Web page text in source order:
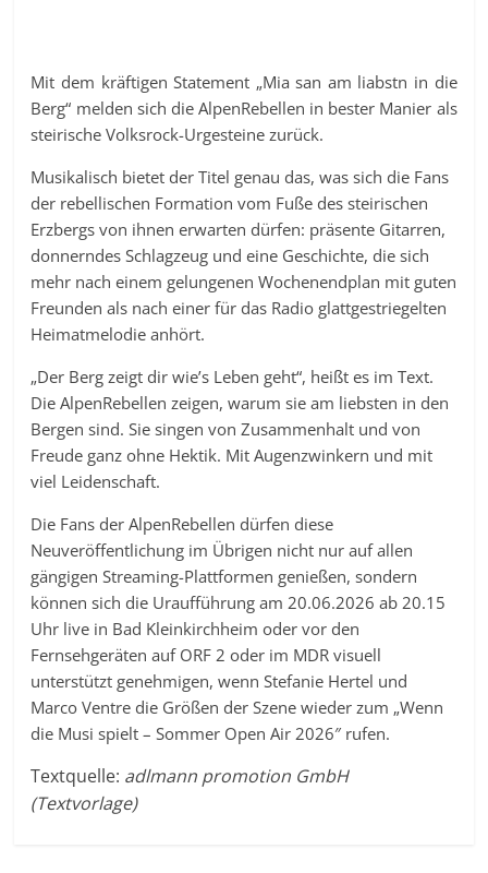
Mit dem kräftigen Statement „Mia san am liabstn in die
Berg“ melden sich die AlpenRebellen in bester Manier als
steirische Volksrock-Urgesteine zurück.
Musikalisch bietet der Titel genau das, was sich die Fans
der rebellischen Formation vom Fuße des steirischen
Erzbergs von ihnen erwarten dürfen: präsente Gitarren,
donnerndes Schlagzeug und eine Geschichte, die sich
mehr nach einem gelungenen Wochenendplan mit guten
Freunden als nach einer für das Radio glattgestriegelten
Heimatmelodie anhört.
„Der Berg zeigt dir wie’s Leben geht“, heißt es im Text.
Die AlpenRebellen zeigen, warum sie am liebsten in den
Bergen sind. Sie singen von Zusammenhalt und von
Freude ganz ohne Hektik. Mit Augenzwinkern und mit
viel Leidenschaft.
Die Fans der AlpenRebellen dürfen diese
Neuveröffentlichung im Übrigen nicht nur auf allen
gängigen Streaming-Plattformen genießen, sondern
können sich die Uraufführung am 20.06.2026 ab 20.15
Uhr live in Bad Kleinkirchheim oder vor den
Fernsehgeräten auf ORF 2 oder im MDR visuell
unterstützt genehmigen, wenn Stefanie Hertel und
Marco Ventre die Größen der Szene wieder zum „Wenn
die Musi spielt – Sommer Open Air 2026″ rufen.
Textquelle: adlmann promotion GmbH
(Textvorlage)